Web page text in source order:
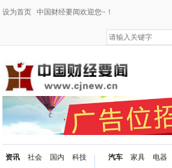
设为首页 中国财经要闻欢迎您~！
资讯
社会
国内
科技
汽车
家具
电器